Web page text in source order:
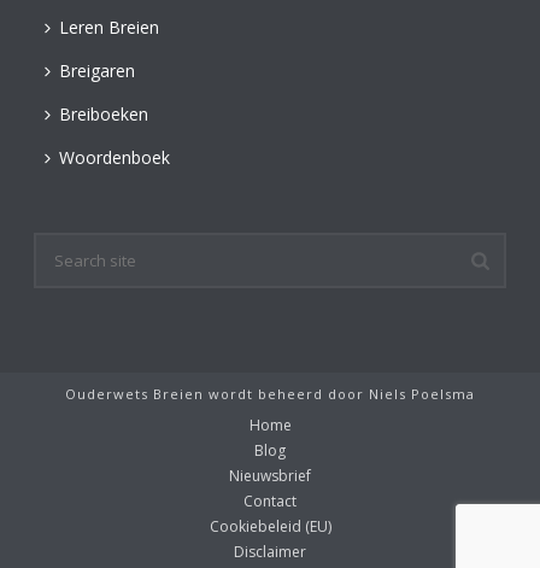
Leren Breien
Breigaren
Breiboeken
Woordenboek
Ouderwets Breien wordt beheerd door Niels Poelsma
Home
Blog
Nieuwsbrief
Contact
Cookiebeleid (EU)
Disclaimer